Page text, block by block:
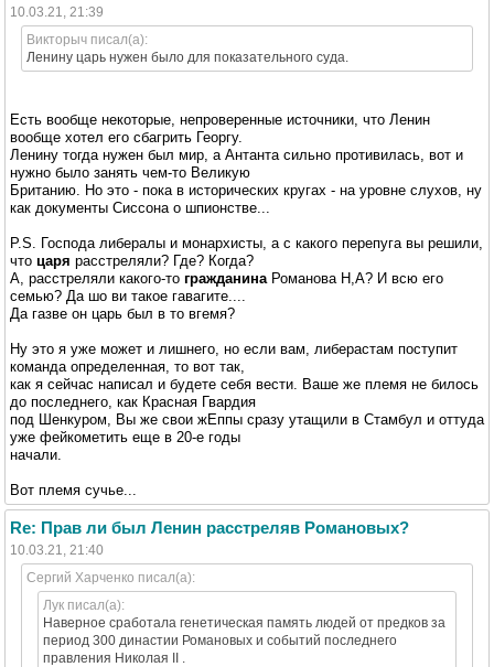
10.03.21, 21:39
Викторыч писал(а):
Ленину царь нужен было для показательного суда.
Есть вообще некоторые, непроверенные источники, что Ленин
вообще хотел его сбагрить Георгу.
Ленину тогда нужен был мир, а Антанта сильно противилась, вот и
нужно было занять чем-то Великую
Британию. Но это - пока в исторических кругах - на уровне слухов, ну
как документы Сиссона о шпионстве...
P.S. Господа либералы и монархисты, а с какого перепуга вы решили,
что царя расстреляли? Где? Когда?
А, расстреляли какого-то гражданина Романова Н,А? И всю его
семью? Да шо ви такое гавагите....
Да газве он царь был в то вгемя?
Ну это я уже может и лишнего, но если вам, либерастам поступит
команда определенная, то вот так,
как я сейчас написал и будете себя вести. Ваше же племя не билось
до последнего, как Красная Гвардия
под Шенкуром, Вы же свои жЕппы сразу утащили в Стамбул и оттуда
уже фейкометить еще в 20-е годы
начали.
Вот племя сучье...
Re: Прав ли был Ленин расстреляв Романовых?
10.03.21, 21:40
Сергий Харченко писал(а):
Лук писал(а):
Наверное сработала генетическая память людей от предков за
период 300 династии Романовых и событий последнего
правления Николая II .